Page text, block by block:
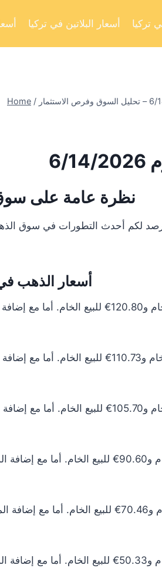
أسعار البلاتين في تركيا تركيا
Home /
نظرة عامة على
نرصد لكم أحدث التطورات في سوق
أسعار الذهب في